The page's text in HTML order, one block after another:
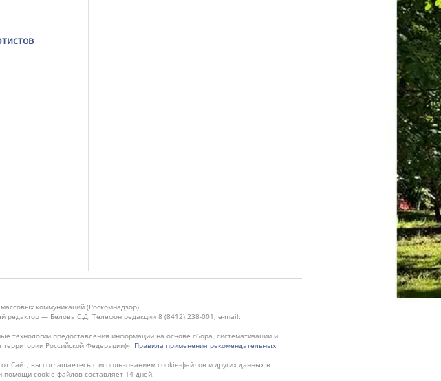
коммуникаций (Роскомнадзор).
— Белова С.Д. Телефон редакции 8 (8412) 238-001, e-mail:
предоставления информации на основе сбора, систематизации и
Российской Федерации)». Правила применения рекомендательных
Сайт, вы соглашаетесь с использованием cookie-файлов и других данных в
cookie-файлов составляет 14 дней.